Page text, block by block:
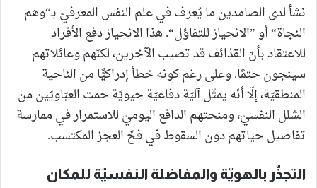
نشأ لدى الصامدين ما يُعرف في علم النفس المعرفيّ بـ“وهم
النجاة“ أو ”الانحياز للتفاؤل“. هذا الانحياز دفع الأفراد
للاعتقاد بأنّ القذائف قد تصيب الآخرين، لكنّهم وعائلاتهم
سينجون حتمًا. وعلى رغم كونه خطأ إدراكيًّا من الناحية
المنطقيّة، إلّا أنّه يمثّل آليّة دفاعيّة حيويّة حمت العبّاويّين من
الشلل النفسيّ، ومنحتهم الدافع اليوميّ للاستمرار في ممارسة
تفاصيل حياتهم دون السقوط في فخّ العجز المكتسب.
التجذّر بالهويّة والمفاضلة النفسيّة للمكان